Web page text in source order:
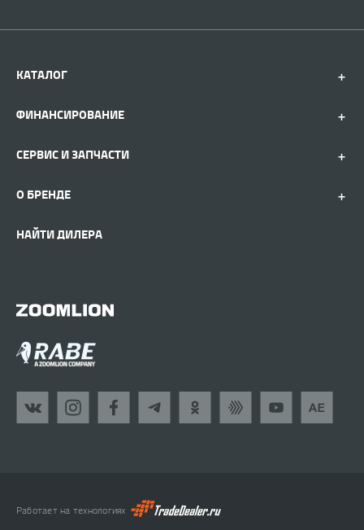
КАТАЛОГ
ФИНАНСИРОВАНИЕ
СЕРВИС И ЗАПЧАСТИ
О БРЕНДЕ
НАЙТИ ДИЛЕРА
Работает на технологиях